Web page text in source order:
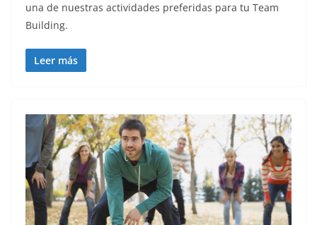
una de nuestras actividades preferidas para tu Team
Building.
Leer más